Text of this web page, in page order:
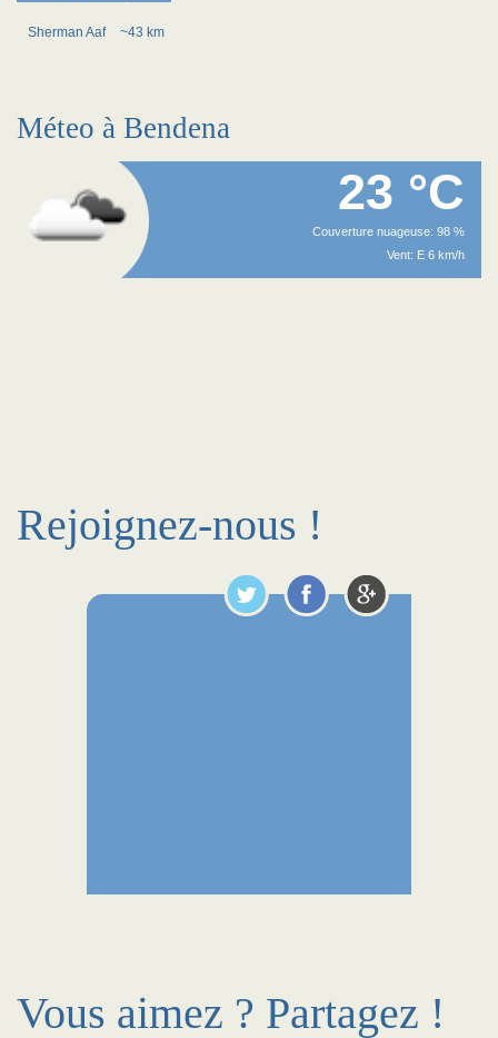
Sherman Aaf ~43 km
Méteo à Bendena
23 °C
Couverture nuageuse: 98 %
Vent: E 6 km/h
Rejoignez-nous !
Vous aimez ? Partagez !